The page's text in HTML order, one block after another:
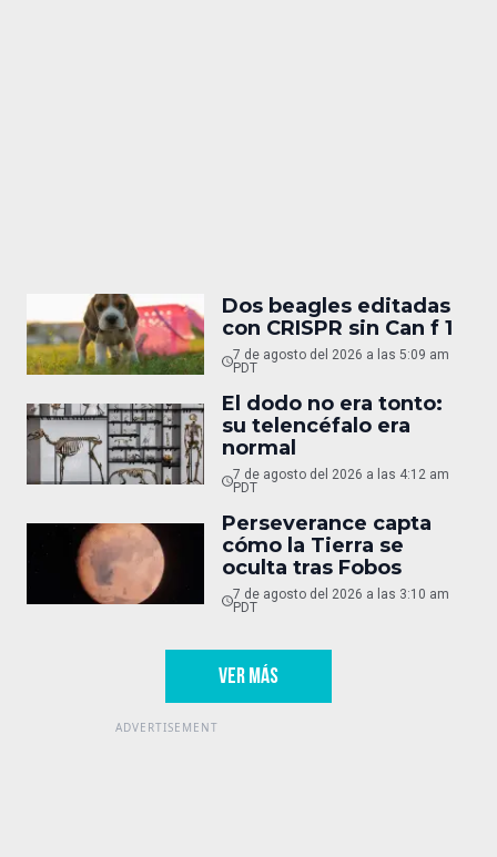
Dos beagles editadas
con CRISPR sin Can f 1
7 de agosto del 2026 a las 5:09 am
PDT
El dodo no era tonto:
su telencéfalo era
normal
7 de agosto del 2026 a las 4:12 am
PDT
Perseverance capta
cómo la Tierra se
oculta tras Fobos
7 de agosto del 2026 a las 3:10 am
PDT
VER MÁS